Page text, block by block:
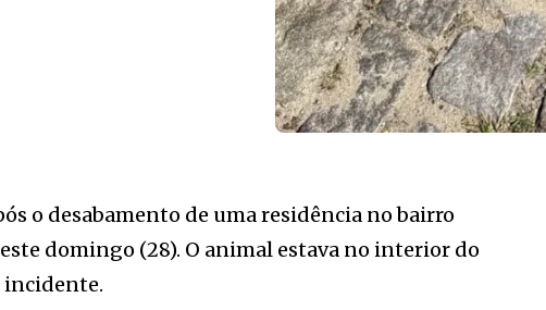
o desabamento de uma residência no bairro
domingo (28). O animal estava no interior do
incidente.